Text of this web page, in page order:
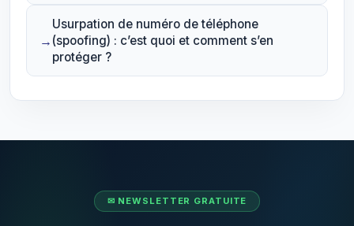
Usurpation de numéro de téléphone
(spoofing) : c’est quoi et comment s’en
protéger ?